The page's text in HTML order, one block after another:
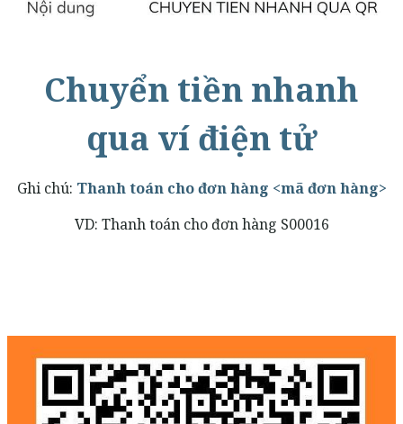
Chuyển tiền nhanh
qua ví điện tử
Ghi chú: Thanh toán cho đơn hàng <mã đơn hàng>
VD: Thanh toán cho đơn hàng S00016